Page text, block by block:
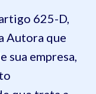
625-D,
Autora que
empresa,